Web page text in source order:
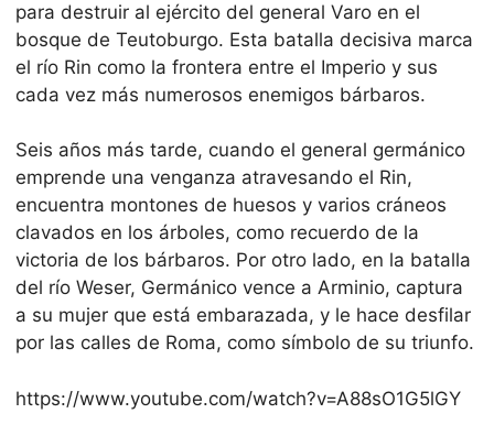
para destruir al ejército del general Varo en el
bosque de Teutoburgo. Esta batalla decisiva marca
el rí­o Rin como la frontera entre el Imperio y sus
cada vez más numerosos enemigos bárbaros.
Seis años más tarde, cuando el general germánico
emprende una venganza atravesando el Rin,
encuentra montones de huesos y varios cráneos
clavados en los árboles, como recuerdo de la
victoria de los bárbaros. Por otro lado, en la batalla
del rí­o Weser, Germánico vence a Arminio, captura
a su mujer que está embarazada, y le hace desfilar
por las calles de Roma, como sí­mbolo de su triunfo.
https://www.youtube.com/watch?v=A88sO1G5lGY